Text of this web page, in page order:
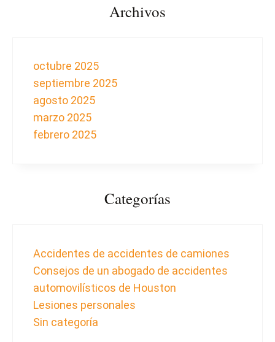
Archivos
octubre 2025
septiembre 2025
agosto 2025
marzo 2025
febrero 2025
Categorías
Accidentes de accidentes de camiones
Consejos de un abogado de accidentes
automovilísticos de Houston
Lesiones personales
Sin categoría